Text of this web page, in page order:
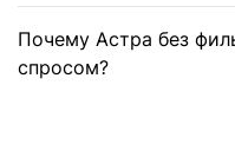
Почему Астра без
спросом?